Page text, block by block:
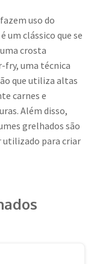
uso do
um clássico que se
crosta
fry, uma técnica
que utiliza altas
carnes e
Além disso,
grelhados são
utilizado para criar